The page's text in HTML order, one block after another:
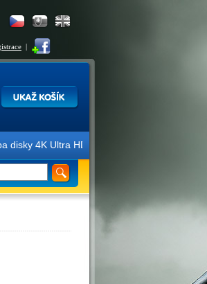
|
4K Ultra HD + Blu-ray 3D/2D.